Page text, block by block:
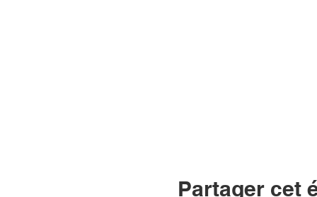
Partager cet